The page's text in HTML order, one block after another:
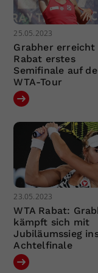
25.05.2023
Grabher erreicht
Rabat erstes
Semifinale auf
WTA-Tour
23.05.2023
WTA Rabat:
kämpft sich mit
Jubiläumssieg
Achtelfinale